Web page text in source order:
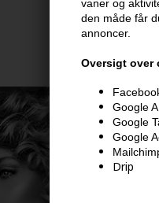
vaner og
den måde får
annoncer.
Oversigt over
Google
Google
Google
Drip